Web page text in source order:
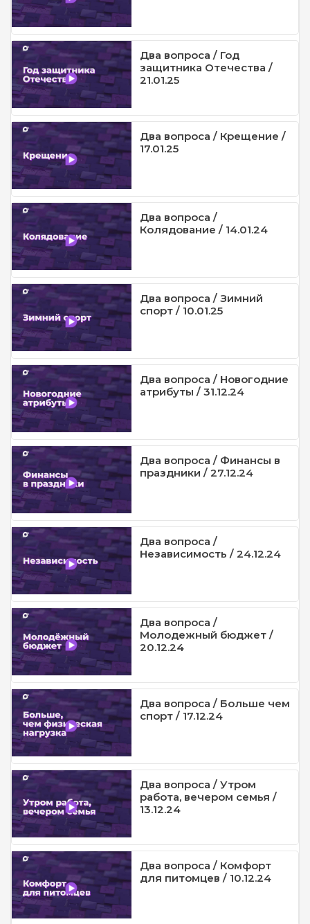
Два вопроса / Год
защитника Отечества /
21.01.25
Два вопроса / Крещение /
17.01.25
Два вопроса /
Колядование / 14.01.24
Два вопроса / Зимний
спорт / 10.01.25
Два вопроса / Новогодние
атрибуты / 31.12.24
Два вопроса / Финансы в
праздники / 27.12.24
Два вопроса /
Независимость / 24.12.24
Два вопроса /
Молодежный бюджет /
20.12.24
Два вопроса / Больше чем
спорт / 17.12.24
Два вопроса / Утром
работа, вечером семья /
13.12.24
Два вопроса / Комфорт
для питомцев / 10.12.24